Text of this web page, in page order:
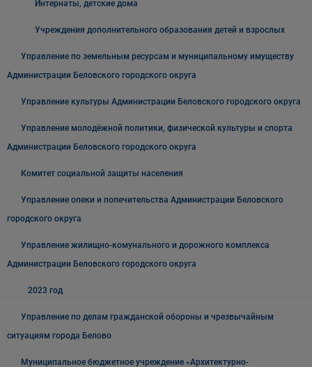
Интернаты, детские дома
Учреждения дополнительного образования детей и взрослых
Управление по земельным ресурсам и муниципальному имуществу
Администрации Беловского городского округа
Управление культуры Администрации Беловского городского округа
Управление молодёжной политики, физической культуры и спорта
Администрации Беловского городского округа
Комитет социальной защиты населения
Управление опеки и попечительства Администрации Беловского
городского округа
Управление жилищно-комунального и дорожного комплекса
Администрации Беловского городского округа
2023 год
Управление по делам гражданской обороны и чрезвычайным
ситуациям города Белово
Муниципальное бюджетное учреждение «Архитектурно-